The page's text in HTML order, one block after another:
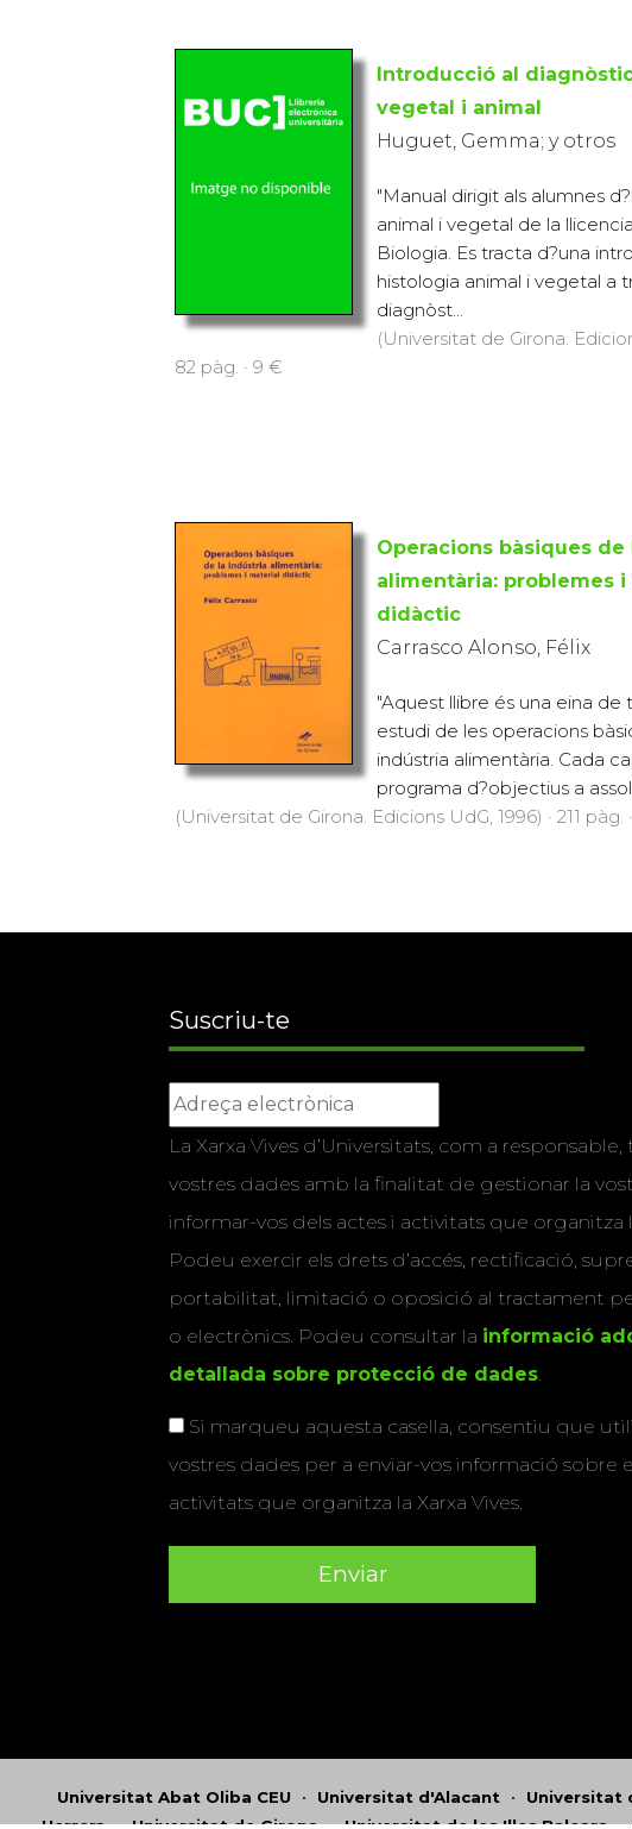
Introducció al
vegetal i animal
Huguet, Gemma; y otros
"Manual dirigit als alumnes
animal i vegetal de la
Biologia. Es tracta d?una
histologia animal i vegetal a
diagnòst...
(Universitat de Girona.
82 pàg. · 9 €
Operacions bàsiques
alimentària: problemes i
didàctic
Carrasco Alonso, Félix
"Aquest llibre és una eina de
estudi de les operacions
indústria alimentària. Cada
programa d?objectius a
(Universitat de Girona. Edicions UdG, 1996) · 211 pàg.
Suscriu-te
La Xarxa Vives d’Universitats, com a responsable,
vostres dades amb la finalitat de gestionar la
informar-vos dels actes i activitats que organitza
Podeu exercir els drets d’accés, rectificació,
portabilitat, limitació o oposició al tractament
o electrònics. Podeu consultar la informació
detallada sobre protecció de dades.
Si marqueu aquesta casella, consentiu que
vostres dades per a enviar-vos informació sobre
activitats que organitza la Xarxa Vives.
Universitat Abat Oliba CEU • Universitat d'Alacant • Universitat